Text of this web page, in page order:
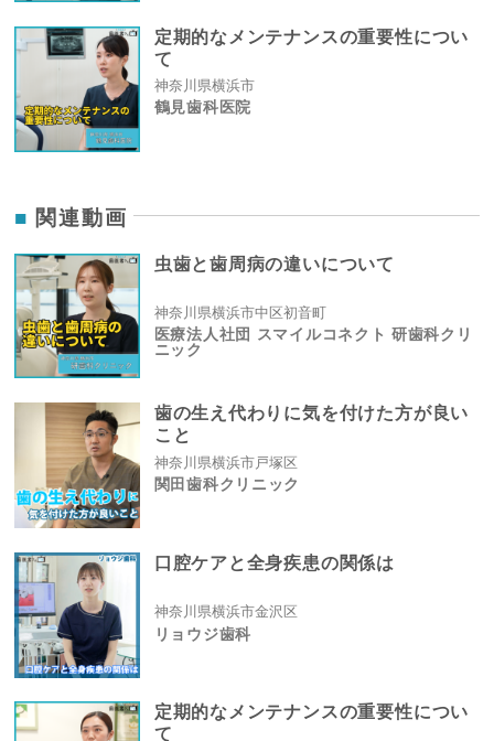
定期的なメンテナンスの重要性につい
て
神奈川県横浜市
鶴見歯科医院
関連動画
虫歯と歯周病の違いについて
神奈川県横浜市中区初音町
医療法人社団 スマイルコネクト 研歯科クリ
ニック
歯の生え代わりに気を付けた方が良い
こと
神奈川県横浜市戸塚区
関田歯科クリニック
口腔ケアと全身疾患の関係は
神奈川県横浜市金沢区
リョウジ歯科
定期的なメンテナンスの重要性につい
て